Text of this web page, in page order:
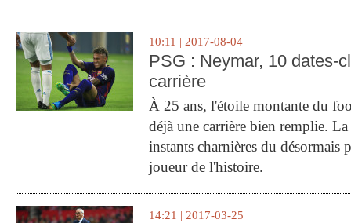
10:11 | 2017-08-04
PSG : Neymar, 10 dates-
carrière
À 25 ans, l'étoile montante du
déjà une carrière bien remplie.
instants charnières du désormais
joueur de l'histoire.
14:21 | 2017-03-25